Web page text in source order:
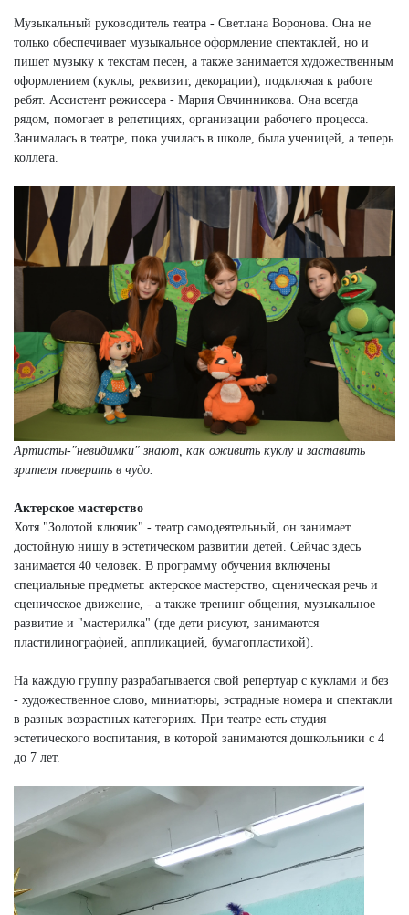
Музыкальный руководитель театра - Светлана Воронова. Она не
только обеспечивает музыкальное оформление спектаклей, но и
пишет музыку к текстам песен, а также занимается художественным
оформлением (куклы, реквизит, декорации), подключая к работе
ребят. Ассистент режиссера - Мария Овчинникова. Она всегда
рядом, помогает в репетициях, организации рабочего процесса.
Занималась в театре, пока училась в школе, была ученицей, а теперь
коллега.
Артисты-"невидимки" знают, как оживить куклу и заставить
зрителя поверить в чудо.
Актерское мастерство
Хотя "Золотой ключик" - театр самодеятельный, он занимает
достойную нишу в эстетическом развитии детей. Сейчас здесь
занимается 40 человек. В программу обучения включены
специальные предметы: актерское мастерство, сценическая речь и
сценическое движение, - а также тренинг общения, музыкальное
развитие и "мастерилка" (где дети рисуют, занимаются
пластилинографией, аппликацией, бумагопластикой).
На каждую группу разрабатывается свой репертуар с куклами и без
- художественное слово, миниатюры, эстрадные номера и спектакли
в разных возрастных категориях. При театре есть студия
эстетического воспитания, в которой занимаются дошкольники с 4
до 7 лет.